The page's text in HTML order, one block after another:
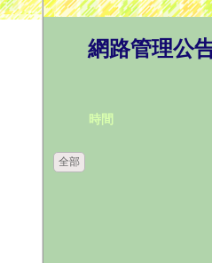
網路管理公
時間
全部